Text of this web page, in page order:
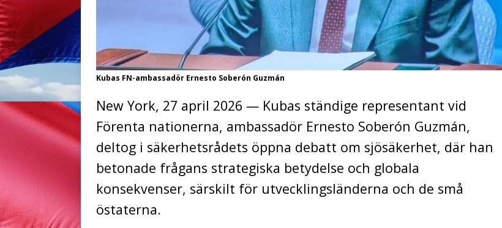
Kubas FN-ambassadör Ernesto Soberón Guzmán
New York, 27 april 2026 — Kubas ständige representant vid
Förenta nationerna, ambassadör Ernesto Soberón Guzmán,
deltog i säkerhetsrådets öppna debatt om sjösäkerhet, där han
betonade frågans strategiska betydelse och globala
konsekvenser, särskilt för utvecklingsländerna och de små
östaterna.